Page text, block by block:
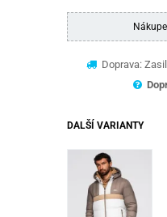
Doprava:
DALŠÍ VARIANTY